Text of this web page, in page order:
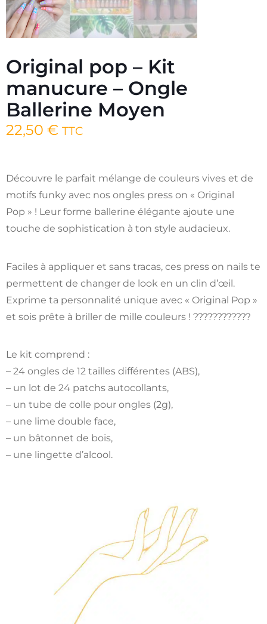
Original pop – Kit
manucure – Ongle
Ballerine Moyen
22,50 € TTC
Découvre le parfait mélange de couleurs vives et de
motifs funky avec nos ongles press on « Original
Pop » ! Leur forme ballerine élégante ajoute une
touche de sophistication à ton style audacieux.
Faciles à appliquer et sans tracas, ces press on nails te
permettent de changer de look en un clin d’œil.
Exprime ta personnalité unique avec « Original Pop »
et sois prête à briller de mille couleurs ! ????????????
Le kit comprend :
– 24 ongles de 12 tailles différentes (ABS),
– un lot de 24 patchs autocollants,
– un tube de colle pour ongles (2g),
– une lime double face,
– un bâtonnet de bois,
– une lingette d’alcool.